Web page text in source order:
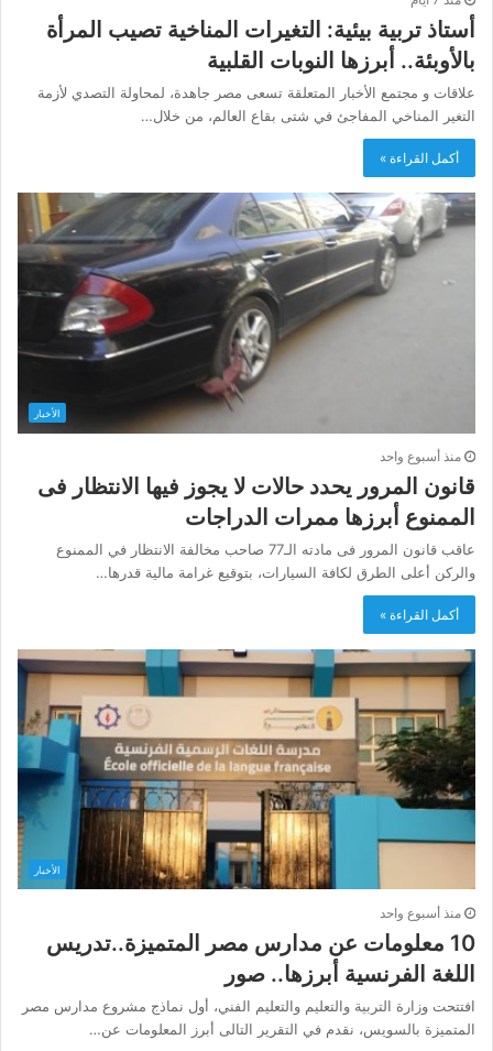
أستاذ تربية بيئية: التغيرات المناخية تصيب المرأة
بالأوبئة.. أبرزها النوبات القلبية
علاقات و مجتمع الأخبار المتعلقة تسعى مصر جاهدة، لمحاولة التصدي لأزمة
التغير المناخي المفاجئ في شتى بقاع العالم، من خلال…
أكمل القراءة »
الأخبار
منذ أسبوع واحد
قانون المرور يحدد حالات لا يجوز فيها الانتظار فى
الممنوع أبرزها ممرات الدراجات
عاقب قانون المرور فى مادته الـ77 صاحب مخالفة الانتظار في الممنوع
والركن أعلى الطرق لكافة السيارات، بتوقيع غرامة مالية قدرها…
أكمل القراءة »
الأخبار
منذ أسبوع واحد
10 معلومات عن مدارس مصر المتميزة..تدريس
اللغة الفرنسية أبرزها.. صور
افتتحت وزارة التربية والتعليم والتعليم الفني، أول نماذج مشروع مدارس مصر
المتميزة بالسويس، نقدم في التقرير التالى أبرز المعلومات عن…